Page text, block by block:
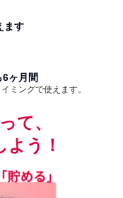
ます
ヶ月間
ミングで使えます。
て、
う！